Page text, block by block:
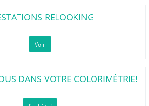
RELOOKING
Voir
DANS VOTRE COLORIMÉTRIE!